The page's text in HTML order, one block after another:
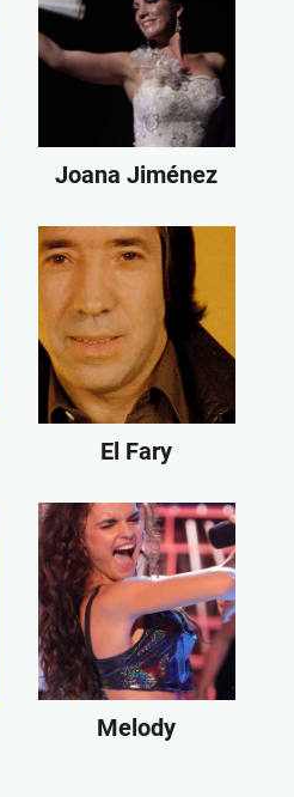
Joana Jiménez
El Fary
Melody